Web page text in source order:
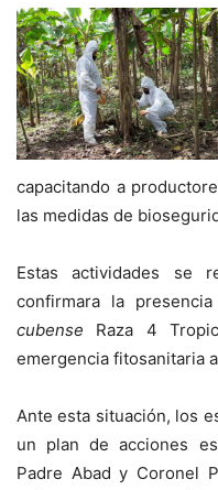
capacitando a
las medidas de
Estas actividades se
confirmara la
cubense Raza 4
emergencia fitosanitaria
Ante esta situación, los
un plan de acciones
Padre Abad y Coronel